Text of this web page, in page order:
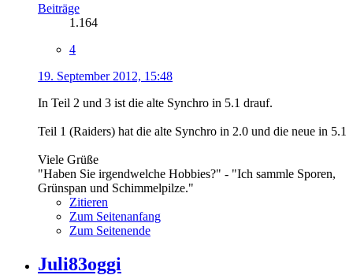
Beiträge
1.164
4
19. September 2012, 15:48
In Teil 2 und 3 ist die alte Synchro in 5.1 drauf.
Teil 1 (Raiders) hat die alte Synchro in 2.0 und die neue in 5.1
Viele Grüße
"Haben Sie irgendwelche Hobbies?" - "Ich sammle Sporen,
Grünspan und Schimmelpilze."
Zitieren
Zum Seitenanfang
Zum Seitenende
Juli83oggi